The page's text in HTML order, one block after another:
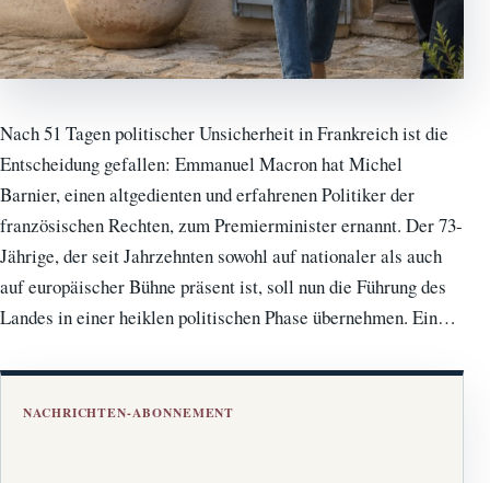
Nach 51 Tagen politischer Unsicherheit in Frankreich ist die
Entscheidung gefallen: Emmanuel Macron hat Michel
Barnier, einen altgedienten und erfahrenen Politiker der
französischen Rechten, zum Premierminister ernannt. Der 73-
Jährige, der seit Jahrzehnten sowohl auf nationaler als auch
auf europäischer Bühne präsent ist, soll nun die Führung des
Landes in einer heiklen politischen Phase übernehmen. Ein…
NACHRICHTEN-ABONNEMENT